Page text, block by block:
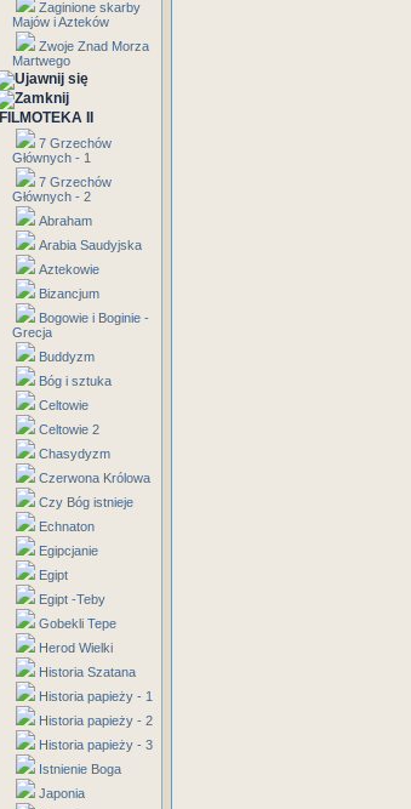
Zaginione skarby
Majów i Azteków
Zwoje Znad Morza
Martwego
FILMOTEKA II
7 Grzechów
Głównych - 1
7 Grzechów
Głównych - 2
Abraham
Arabia Saudyjska
Aztekowie
Bizancjum
Bogowie i Boginie -
Grecja
Buddyzm
Bóg i sztuka
Celtowie
Celtowie 2
Chasydyzm
Czerwona Królowa
Czy Bóg istnieje
Echnaton
Egipcjanie
Egipt
Egipt -Teby
Gobekli Tepe
Herod Wielki
Historia Szatana
Historia papieży - 1
Historia papieży - 2
Historia papieży - 3
Istnienie Boga
Japonia